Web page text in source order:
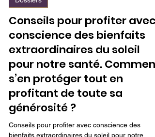
Dossiers
Conseils pour profiter avec
conscience des bienfaits
extraordinaires du soleil
pour notre santé. Comment
s’en protéger tout en
profitant de toute sa
générosité ?